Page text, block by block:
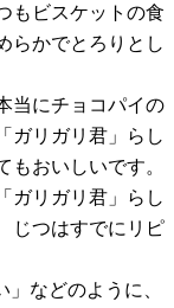
もビスケットの食
らかでとろりとし
当にチョコパイの
ガリガリ君」らし
おいしいです。
ガリガリ君」らし
じつはすでにリピ
などのように、